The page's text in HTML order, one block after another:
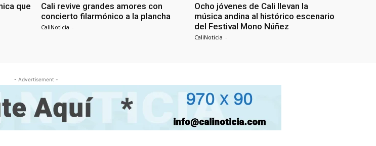
que
Cali revive grandes amores con
concierto filarmónico a la plancha
CaliNoticia -
Ocho jóvenes de Cali llevan la
música andina al histórico escenario
del Festival Mono Núñez
CaliNoticia -
- Advertisement -